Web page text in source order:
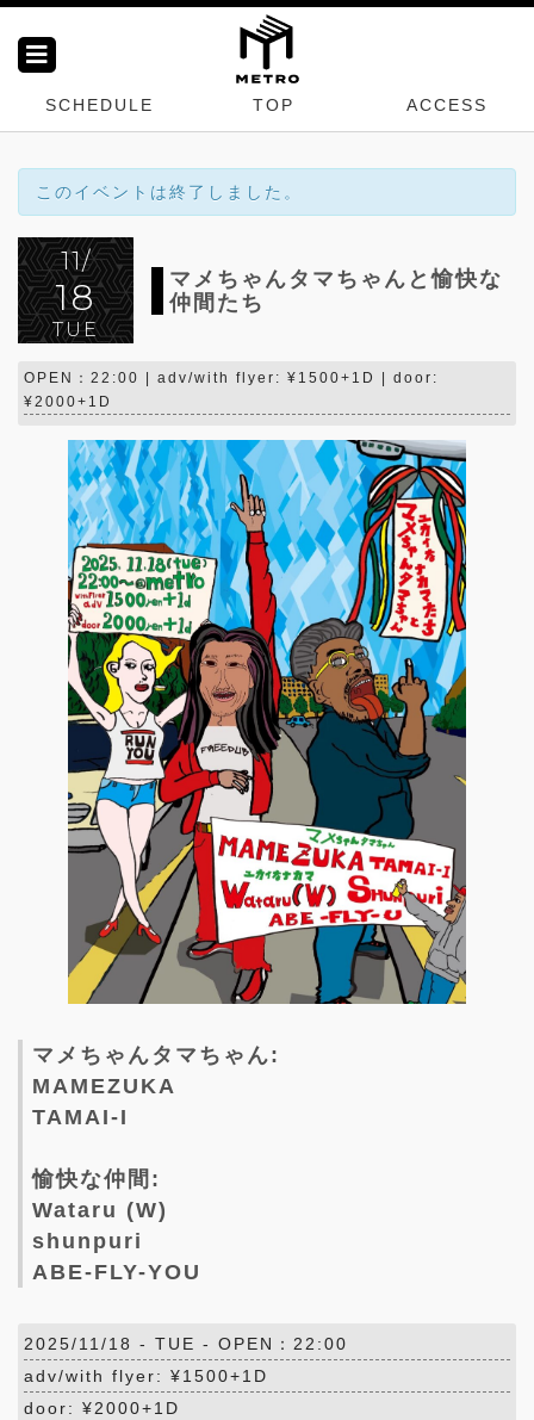
SCHEDULE TOP ACCESS
このイベントは終了しました。
11/
18
TUE
マメちゃんタマちゃんと愉快な
仲間たち
OPEN：22:00 | adv/with flyer: ¥1500+1D | door:
¥2000+1D
マメちゃんタマちゃん:
MAMEZUKA
TAMAI-I
愉快な仲間:
Wataru (W)
shunpuri
ABE-FLY-YOU
2025/11/18 - TUE - OPEN：22:00
adv/with flyer: ¥1500+1D
door: ¥2000+1D